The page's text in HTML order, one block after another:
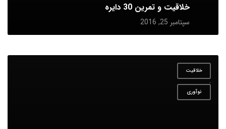
خلاقیت و تمرین 30 دایره
سپتامبر 25, 2016
خلاقیت
,
نوآوری